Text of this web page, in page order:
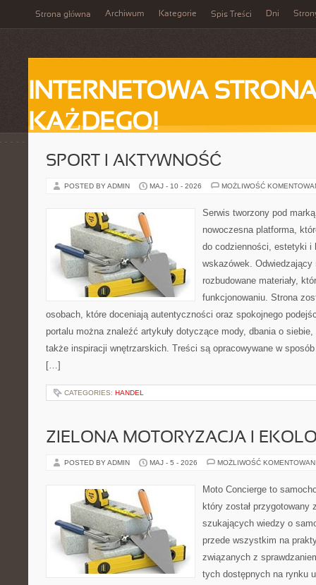
Strona główna Archiwum Kategorie Spis Treści Dni
INTERNETOWA
KAŻDEGO!
SPORT I AKTYWNOŚĆ
POSTED BY ADMIN MAJ - 10 - 2026 MOŻLIWOŚĆ
Serwis tworzony pod
nowoczesna platforma,
do codzienności, estetyki i
wskazówek.
rozbudowane materiały,
funkcjonowaniu. Strona
osobach, które doceniają autentyczności oraz spokojnego
portalu można znaleźć artykuły dotyczące mody, dbania o
także inspiracji wnętrzarskich. Treści są opracowywane w
[…]
CATEGORIES: HANDEL
ZIELONA MOTORYZACJA I
POSTED BY ADMIN MAJ - 5 - 2026 MOŻLIWOŚĆ
Moto Concierge to
który został przygotowany
szukających wiedzy o
przede wszystkim na
związanych z
tych dostępnych na rynku